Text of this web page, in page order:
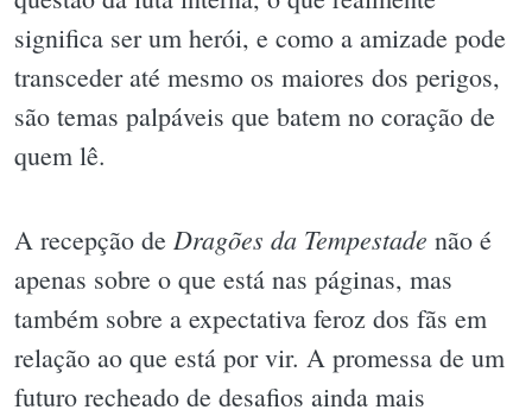
significa ser um herói, e como a amizade pode
transceder até mesmo os maiores dos perigos,
são temas palpáveis que batem no coração de
quem lê.
A recepção de Dragões da Tempestade não é
apenas sobre o que está nas páginas, mas
também sobre a expectativa feroz dos fãs em
relação ao que está por vir. A promessa de um
futuro recheado de desafios ainda mais